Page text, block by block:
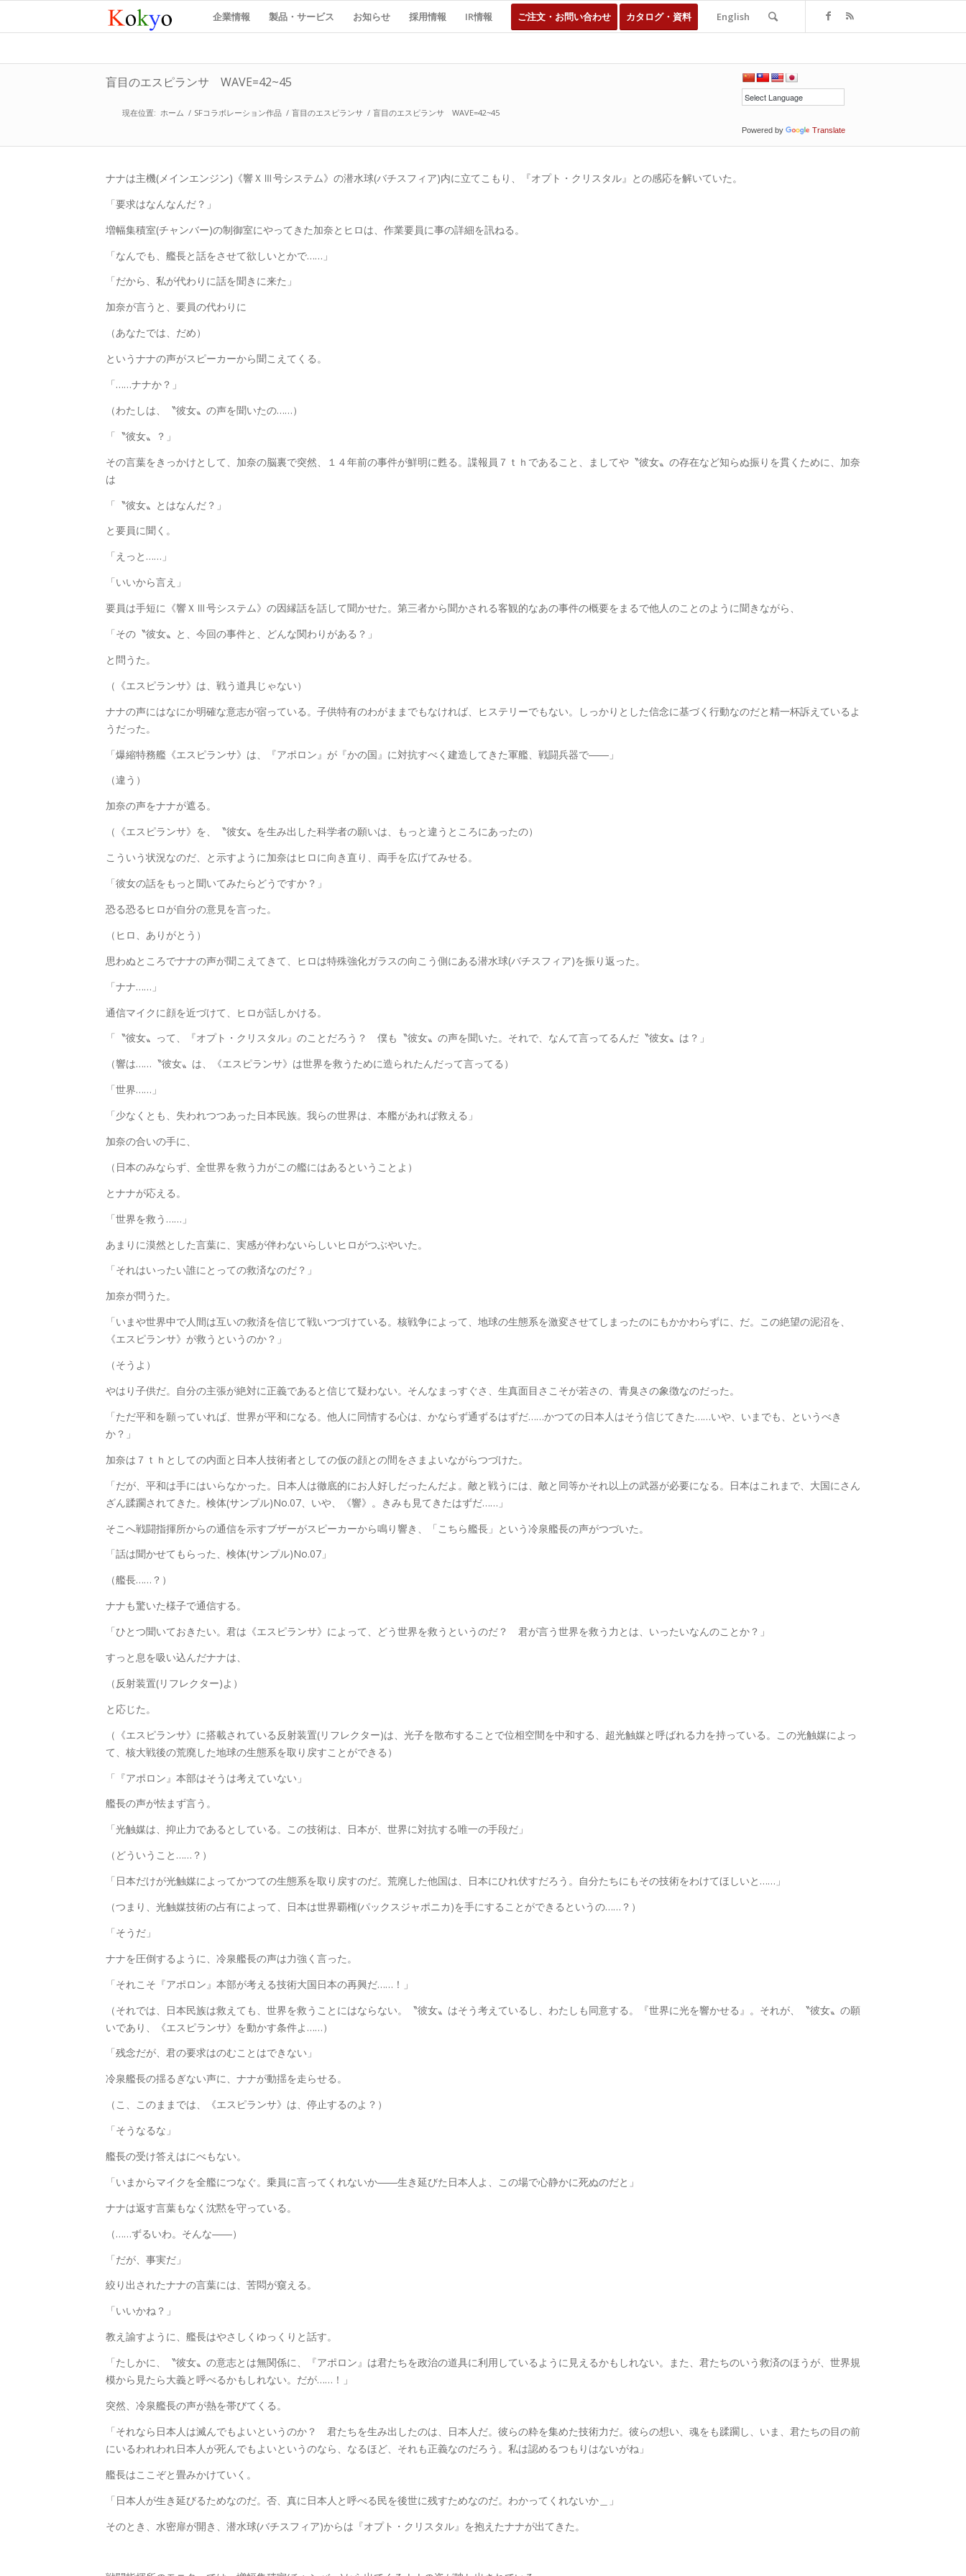
企業情報 製品・サービス お知らせ 採用情報 IR情報 ご注文・お問い合わせ カタログ・資料 English
盲目のエスピランサ WAVE=42~45
Powered by Translate
現在位置: ホーム / SFコラボレーション作品 / 盲目のエスピランサ / 盲目のエスピランサ WAVE=42~45
ナナは主機(メインエンジン)《響ＸⅢ号システム》の潜水球(バチスフィア)内に立てこもり、『オプト・クリスタル』との感応を解いていた。
「要求はなんなんだ？」
増幅集積室(チャンバー)の制御室にやってきた加奈とヒロは、作業要員に事の詳細を訊ねる。
「なんでも、艦長と話をさせて欲しいとかで……」
「だから、私が代わりに話を聞きに来た」
加奈が言うと、要員の代わりに
（あなたでは、だめ）
というナナの声がスピーカーから聞こえてくる。
「……ナナか？」
（わたしは、〝彼女〟の声を聞いたの……）
「〝彼女〟？」
その言葉をきっかけとして、加奈の脳裏で突然、１４年前の事件が鮮明に甦る。諜報員７ｔｈであること、ましてや〝彼女〟の存在など知らぬ振りを貫くために、加奈
は
「〝彼女〟とはなんだ？」
と要員に聞く。
「えっと……」
「いいから言え」
要員は手短に《響ＸⅢ号システム》の因縁話を話して聞かせた。第三者から聞かされる客観的なあの事件の概要をまるで他人のことのように聞きながら、
「その〝彼女〟と、今回の事件と、どんな関わりがある？」
と問うた。
（《エスピランサ》は、戦う道具じゃない）
ナナの声にはなにか明確な意志が宿っている。子供特有のわがままでもなければ、ヒステリーでもない。しっかりとした信念に基づく行動なのだと精一杯訴えているよ
うだった。
「爆縮特務艦《エスピランサ》は、『アポロン』が『かの国』に対抗すべく建造してきた軍艦、戦闘兵器で――」
（違う）
加奈の声をナナが遮る。
（《エスピランサ》を、〝彼女〟を生み出した科学者の願いは、もっと違うところにあったの）
こういう状況なのだ、と示すように加奈はヒロに向き直り、両手を広げてみせる。
「彼女の話をもっと聞いてみたらどうですか？」
恐る恐るヒロが自分の意見を言った。
（ヒロ、ありがとう）
思わぬところでナナの声が聞こえてきて、ヒロは特殊強化ガラスの向こう側にある潜水球(バチスフィア)を振り返った。
「ナナ……」
通信マイクに顔を近づけて、ヒロが話しかける。
「〝彼女〟って、『オプト・クリスタル』のことだろう？ 僕も〝彼女〟の声を聞いた。それで、なんて言ってるんだ〝彼女〟は？」
（響は……〝彼女〟は、《エスピランサ》は世界を救うために造られたんだって言ってる）
「世界……」
「少なくとも、失われつつあった日本民族。我らの世界は、本艦があれば救える」
加奈の合いの手に、
（日本のみならず、全世界を救う力がこの艦にはあるということよ）
とナナが応える。
「世界を救う……」
あまりに漠然とした言葉に、実感が伴わないらしいヒロがつぶやいた。
「それはいったい誰にとっての救済なのだ？」
加奈が問うた。
「いまや世界中で人間は互いの救済を信じて戦いつづけている。核戦争によって、地球の生態系を激変させてしまったのにもかかわらずに、だ。この絶望の泥沼を、
《エスピランサ》が救うというのか？」
（そうよ）
やはり子供だ。自分の主張が絶対に正義であると信じて疑わない。そんなまっすぐさ、生真面目さこそが若さの、青臭さの象徴なのだった。
「ただ平和を願っていれば、世界が平和になる。他人に同情する心は、かならず通ずるはずだ……かつての日本人はそう信じてきた……いや、いまでも、というべき
か？」
加奈は７ｔｈとしての内面と日本人技術者としての仮の顔との間をさまよいながらつづけた。
「だが、平和は手にはいらなかった。日本人は徹底的にお人好しだったんだよ。敵と戦うには、敵と同等かそれ以上の武器が必要になる。日本はこれまで、大国にさん
ざん蹂躙されてきた。検体(サンプル)No.07、いや、《響》。きみも見てきたはずだ……」
そこへ戦闘指揮所からの通信を示すブザーがスピーカーから鳴り響き、「こちら艦長」という冷泉艦長の声がつづいた。
「話は聞かせてもらった、検体(サンプル)No.07」
（艦長……？）
ナナも驚いた様子で通信する。
「ひとつ聞いておきたい。君は《エスピランサ》によって、どう世界を救うというのだ？ 君が言う世界を救う力とは、いったいなんのことか？」
すっと息を吸い込んだナナは、
（反射装置(リフレクター)よ）
と応じた。
（《エスピランサ》に搭載されている反射装置(リフレクター)は、光子を散布することで位相空間を中和する、超光触媒と呼ばれる力を持っている。この光触媒によっ
て、核大戦後の荒廃した地球の生態系を取り戻すことができる）
「『アポロン』本部はそうは考えていない」
艦長の声が怯まず言う。
「光触媒は、抑止力であるとしている。この技術は、日本が、世界に対抗する唯一の手段だ」
（どういうこと……？）
「日本だけが光触媒によってかつての生態系を取り戻すのだ。荒廃した他国は、日本にひれ伏すだろう。自分たちにもその技術をわけてほしいと……」
（つまり、光触媒技術の占有によって、日本は世界覇権(パックスジャポニカ)を手にすることができるというの……？）
「そうだ」
ナナを圧倒するように、冷泉艦長の声は力強く言った。
「それこそ『アポロン』本部が考える技術大国日本の再興だ……！」
（それでは、日本民族は救えても、世界を救うことにはならない。〝彼女〟はそう考えているし、わたしも同意する。『世界に光を響かせる』。それが、〝彼女〟の願
いであり、《エスピランサ》を動かす条件よ……）
「残念だが、君の要求はのむことはできない」
冷泉艦長の揺るぎない声に、ナナが動揺を走らせる。
（こ、このままでは、《エスピランサ》は、停止するのよ？）
「そうなるな」
艦長の受け答えはにべもない。
「いまからマイクを全艦につなぐ。乗員に言ってくれないか――生き延びた日本人よ、この場で心静かに死ぬのだと」
ナナは返す言葉もなく沈黙を守っている。
（……ずるいわ。そんな――）
「だが、事実だ」
絞り出されたナナの言葉には、苦悶が窺える。
「いいかね？」
教え諭すように、艦長はやさしくゆっくりと話す。
「たしかに、〝彼女〟の意志とは無関係に、『アポロン』は君たちを政治の道具に利用しているように見えるかもしれない。また、君たちのいう救済のほうが、世界規
模から見たら大義と呼べるかもしれない。だが……！」
突然、冷泉艦長の声が熱を帯びてくる。
「それなら日本人は滅んでもよいというのか？ 君たちを生み出したのは、日本人だ。彼らの粋を集めた技術力だ。彼らの想い、魂をも蹂躙し、いま、君たちの目の前
にいるわれわれ日本人が死んでもよいというのなら、なるほど、それも正義なのだろう。私は認めるつもりはないがね」
艦長はここぞと畳みかけていく。
「日本人が生き延びるためなのだ。否、真に日本人と呼べる民を後世に残すためなのだ。わかってくれないか＿」
そのとき、水密扉が開き、潜水球(バチスフィア)からは『オプト・クリスタル』を抱えたナナが出てきた。